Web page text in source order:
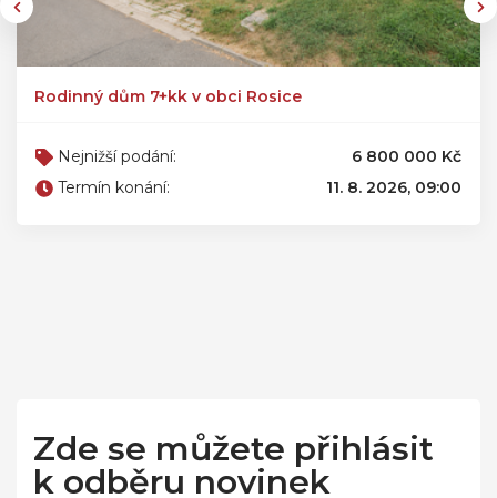
Rodinný dům 7+kk v obci Rosice
Nejnižší podání:
6 800 000 Kč
Termín konání:
11. 8. 2026, 09:00
Zde se můžete přihlásit
k odběru novinek